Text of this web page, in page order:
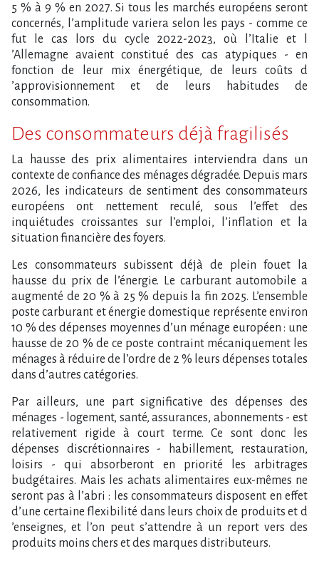
5 % à 9 % en 2027. Si tous les marchés européens seront
concernés, l​‌’amplitude variera selon les pays - comme ce
fut le cas lors du cycle 2022-2023, où l​‌’Italie et l​
‌’Allemagne avaient constitué des cas atypiques - en
fonction de leur mix énergétique, de leurs coûts d​
‌’approvisionnement et de leurs habitudes de
consommation.
Des consommateurs déjà fragilisés
La hausse des prix alimentaires interviendra dans un
contexte de confiance des ménages dégradée. Depuis mars
2026, les indicateurs de sentiment des consommateurs
européens ont nettement reculé, sous l​‌’effet des
inquiétudes croissantes sur l​‌’emploi, l​‌’inflation et la
situation financière des foyers.
Les consommateurs subissent déjà de plein fouet la
hausse du prix de l​‌’énergie. Le carburant automobile a
augmenté de 20 % à 25 % depuis la fin 2025. L​‌’ensemble
poste carburant et énergie domestique représente environ
10 % des dépenses moyennes d​‌’un ménage européen : une
hausse de 20 % de ce poste contraint mécaniquement les
ménages à réduire de l​‌’ordre de 2 % leurs dépenses totales
dans d​‌’autres catégories.
Par ailleurs, une part significative des dépenses des
ménages - logement, santé, assurances, abonnements - est
relativement rigide à court terme. Ce sont donc les
dépenses discrétionnaires - habillement, restauration,
loisirs - qui absorberont en priorité les arbitrages
budgétaires. Mais les achats alimentaires eux-mêmes ne
seront pas à l​‌’abri : les consommateurs disposent en effet
d​‌’une certaine flexibilité dans leurs choix de produits et d​
‌’enseignes, et l​‌’on peut s​‌’attendre à un report vers des
produits moins chers et des marques distributeurs.